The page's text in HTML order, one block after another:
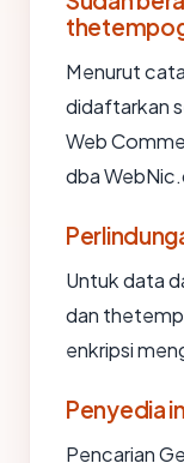
Menurut
didaftarkan
Web
dba
Untuk data
dan
enkripsi
Penyedia
Pencarian